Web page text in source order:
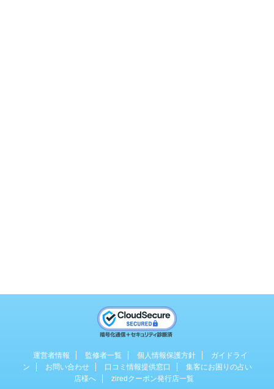
運営者情報 監修者一覧 個人情報保護方針
ガイドライ
ン
お問い合わせ 口コミ情報提供窓口
集客にお困りの占い
店様へ
ziredクーポン発行店一覧